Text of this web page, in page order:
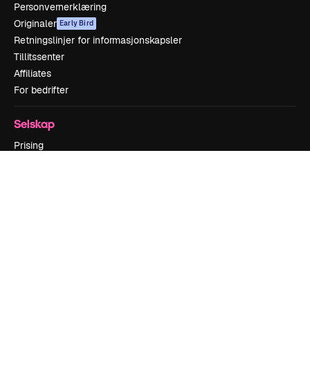
Personvernerklæring
Originaler Early Bird
Retningslinjer for informasjonskapsler
Tillitssenter
Affiliates
For bedrifter
Selskap
Prising